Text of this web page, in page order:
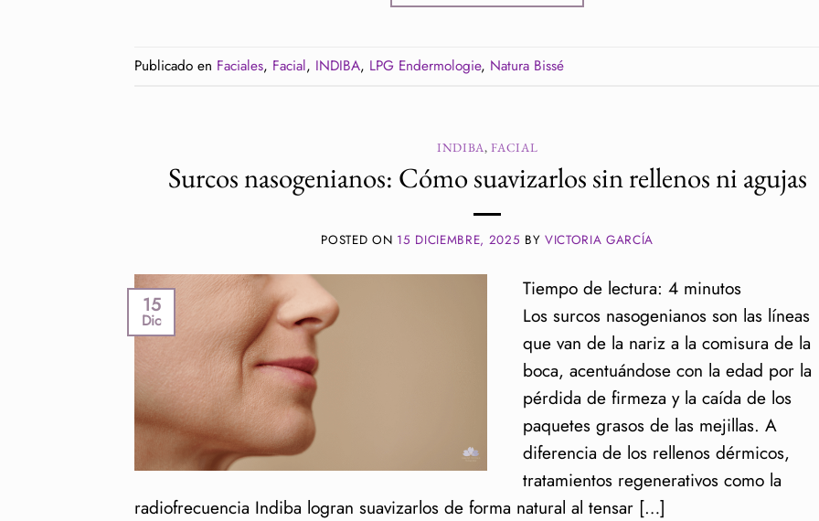
Publicado en Faciales, Facial, INDIBA, LPG Endermologie, Natura Bissé
INDIBA,FACIAL
Surcos nasogenianos: Cómo suavizarlos sin rellenos ni agujas
POSTED ON 15 DICIEMBRE, 2025 BY VICTORIA GARCÍA
15
Dic
Tiempo de lectura: 4 minutos
Los surcos nasogenianos son las líneas
que van de la nariz a la comisura de la
boca, acentuándose con la edad por la
pérdida de firmeza y la caída de los
paquetes grasos de las mejillas. A
diferencia de los rellenos dérmicos,
tratamientos regenerativos como la
radiofrecuencia Indiba logran suavizarlos de forma natural al tensar […]